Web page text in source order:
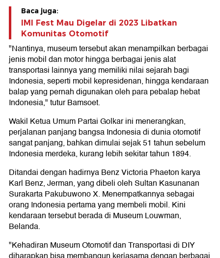
Baca juga:
IMI Fest Mau Digelar di 2023 Libatkan
Komunitas Otomotif
"Nantinya, museum tersebut akan menampilkan berbagai
jenis mobil dan motor hingga berbagai jenis alat
transportasi lainnya yang memiliki nilai sejarah bagi
Indonesia, seperti mobil kepresidenan, hingga kendaraan
balap yang pernah digunakan oleh para pebalap hebat
Indonesia," tutur Bamsoet.
Wakil Ketua Umum Partai Golkar ini menerangkan,
perjalanan panjang bangsa Indonesia di dunia otomotif
sangat panjang, bahkan dimulai sejak 51 tahun sebelum
Indonesia merdeka, kurang lebih sekitar tahun 1894.
Ditandai dengan hadirnya Benz Victoria Phaeton karya
Karl Benz, Jerman, yang dibeli oleh Sultan Kasunanan
Surakarta Pakubuwono X. Menempatkannya sebagai
orang Indonesia pertama yang membeli mobil. Kini
kendaraan tersebut berada di Museum Louwman,
Belanda.
"Kehadiran Museum Otomotif dan Transportasi di DIY